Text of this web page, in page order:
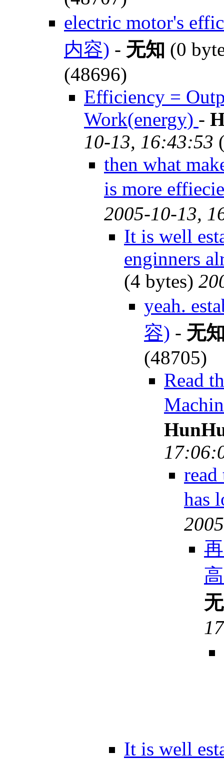
electric motor's
内容) - 无知 (0
(48696)
Efficiency =
Work(energy) -
10-13, 16:43:53
then what
is more
2005-10-13,
It is well
enginners
(4 bytes)
yeah.
容) - 无
(48705)
Read
has
It is well